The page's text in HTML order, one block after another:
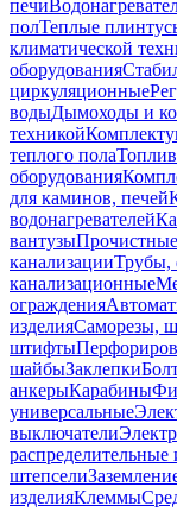
печи
полТеплые
климатической
оборудования
циркуляционные
водыДымоходы и
техникой
теплого пола
оборудования
для каминов, печей
водонагревателей
вантузы
канализацииТрубы,
канализационные
ограждения
изделияСаморезы,
штифты
шайбыЗаклепки
анкерыКарабины
универсальные
выключатели
распределительные
штепсели
изделияКлеммы